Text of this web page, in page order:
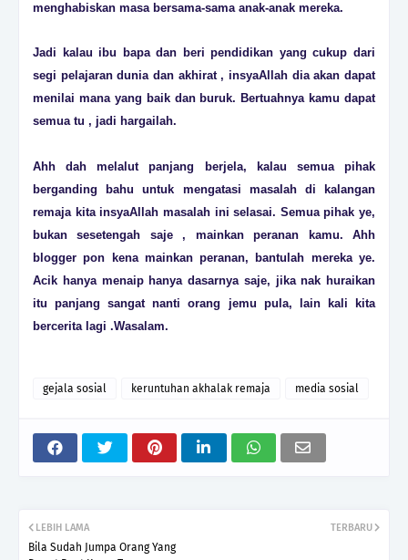
menghabiskan masa bersama-sama anak-anak mereka.
Jadi kalau ibu bapa dan beri pendidikan yang cukup dari
segi pelajaran dunia dan akhirat , insyaAllah dia akan dapat
menilai mana yang baik dan buruk. Bertuahnya kamu dapat
semua tu , jadi hargailah.
Ahh dah melalut panjang berjela, kalau semua pihak
berganding bahu untuk mengatasi masalah di kalangan
remaja kita insyaAllah masalah ini selasai. Semua pihak ye,
bukan sesetengah saje , mainkan peranan kamu. Ahh
blogger pon kena mainkan peranan, bantulah mereka ye.
Acik hanya menaip hanya dasarnya saje, jika nak huraikan
itu panjang sangat nanti orang jemu pula, lain kali kita
bercerita lagi .Wasalam.
gejala sosial keruntuhan akhalak remaja media sosial
TERBARU
LEBIH LAMA
Bila Sudah Jumpa Orang Yang